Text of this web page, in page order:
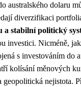
australského dolaru
diverzifikaci
a stabilní politický
investici. Nicméně,
s investováním do
kolísání měnových
geopolitická nejistota.